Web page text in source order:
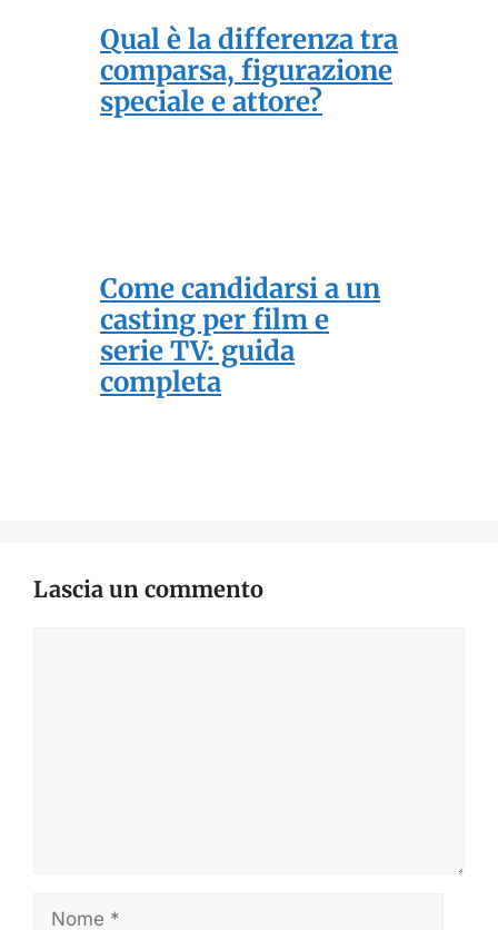
Qual è la differenza tra
comparsa, figurazione
speciale e attore?
Come candidarsi a un
casting per film e
serie TV: guida
completa
Lascia un commento
Nome